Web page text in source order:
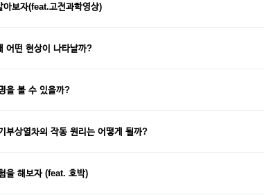
아보자(feat.고전과학영상)
어떤 현상이 나타날까?
을 볼 수 있을까?
부상열차의 작동 원리는 어떻게 될까?
을 해보자 (feat. 호박)